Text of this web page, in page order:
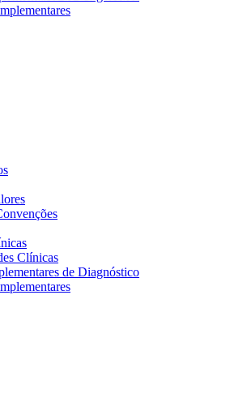
Clínicas
de Diagnóstico